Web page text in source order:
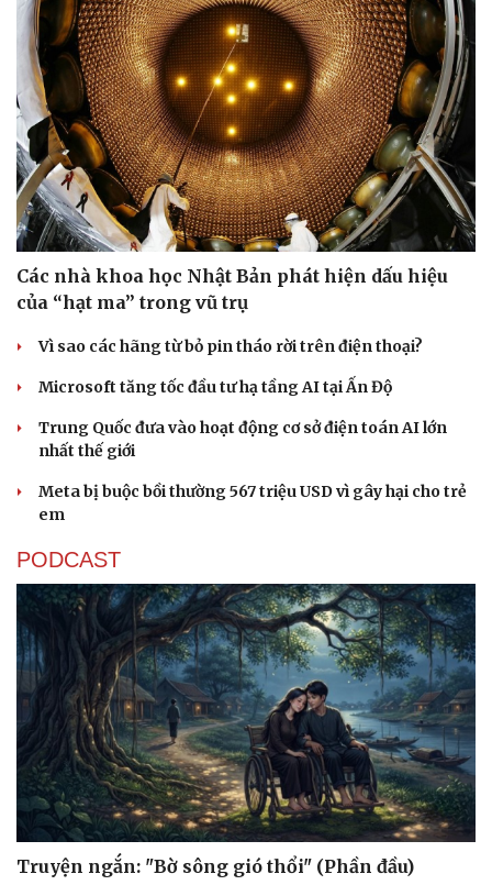
Các nhà khoa học Nhật Bản phát hiện dấu hiệu
của “hạt ma” trong vũ trụ
Vì sao các hãng từ bỏ pin tháo rời trên điện thoại?
Microsoft tăng tốc đầu tư hạ tầng AI tại Ấn Độ
Trung Quốc đưa vào hoạt động cơ sở điện toán AI lớn
nhất thế giới
Meta bị buộc bồi thường 567 triệu USD vì gây hại cho trẻ
em
PODCAST
Truyện ngắn: "Bờ sông gió thổi" (Phần đầu)